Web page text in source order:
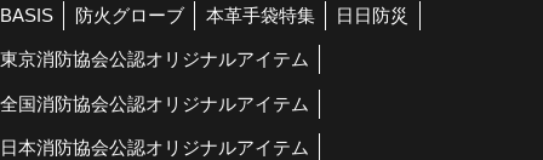
BASIS 防火グローブ 本革手袋特集 日日防災
東京消防協会公認オリジナルアイテム
全国消防協会公認オリジナルアイテム
日本消防協会公認オリジナルアイテム